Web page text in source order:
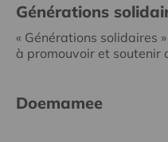
Générations
« Générations solidaires
à promouvoir et soutenir
Doemamee